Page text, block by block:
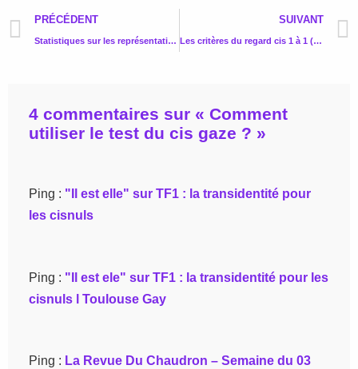
PRÉCÉDENT
Statistiques sur les représentations des transidentités au cinéma
SUIVANT
Les critères du regard cis 1 à 1 (1/20)
4 commentaires sur « Comment
utiliser le test du cis gaze ? »
Ping : "Il est elle" sur TF1 : la transidentité pour
les cisnuls
Ping : "Il est ele" sur TF1 : la transidentité pour les
cisnuls l Toulouse Gay
Ping : La Revue Du Chaudron – Semaine du 03